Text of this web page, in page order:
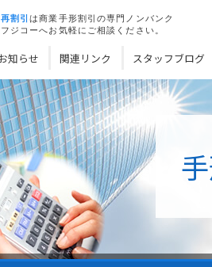
割引は商業手形割引の専門ノンバンク
ジコーへお気軽にご相談ください。
知らせ 関連リンク スタッフブログ